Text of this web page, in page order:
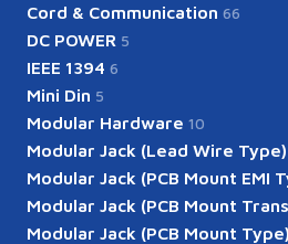
Cord & Communication 66
DC POWER 5
IEEE 1394 6
Mini Din 5
Modular Hardware 10
Modular Jack (Lead Wire Type)
Modular Jack (PCB Mount EMI
Modular Jack (PCB Mount
Modular Jack (PCB Mount Type)